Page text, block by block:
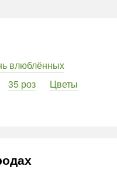
влюблённых
35 роз
Цветы